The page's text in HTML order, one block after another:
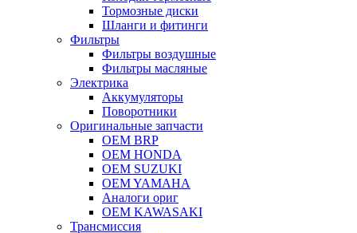
Тормозные диски
Шланги и фитинги
Фильтры
Фильтры воздушные
Фильтры масляные
Электрика
Аккумуляторы
Поворотники
Оригинальные запчасти
OEM BRP
OEM HONDA
OEM SUZUKI
OEM YAMAHA
Аналоги ориг
OEM KAWASAKI
Трансмиссия